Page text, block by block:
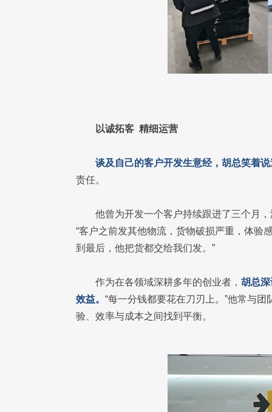
以诚拓客 精细运营
谈及自己的客户开发生意经，胡总笑着
责任。
他曾为开发一个客户持续跟进了三个月
“客户之前发其他物流，货物破损严重，体验
到最后，他把货都交给我们发。”
作为在各领域深耕多年的创业者， 胡总
效益。 “每一分钱都要花在刀刃上。”他常与
验、效率与成本之间找到平衡。